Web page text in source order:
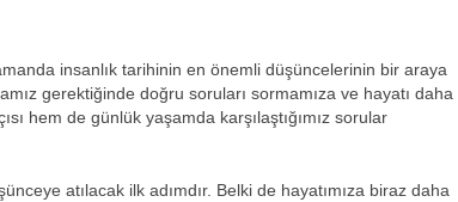
insanlık tarihinin en önemli düşüncelerinin bir araya
gerektiğinde doğru soruları sormamıza ve hayatı daha
hem de günlük yaşamda karşılaştığımız sorular
atılacak ilk adımdır. Belki de hayatımıza biraz daha